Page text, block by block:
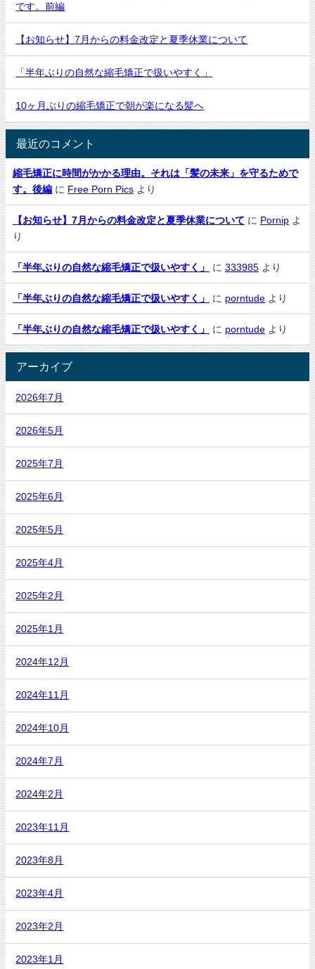
です。前編
【お知らせ】7月からの料金改定と夏季休業について
「半年ぶりの自然な縮毛矯正で扱いやすく」
10ヶ月ぶりの縮毛矯正で朝が楽になる髪へ
最近のコメント
縮毛矯正に時間がかかる理由。それは「髪の未来」を守るためで
す。後編 に Free Porn Pics より
【お知らせ】7月からの料金改定と夏季休業について に Pornip よ
り
「半年ぶりの自然な縮毛矯正で扱いやすく」 に 333985 より
「半年ぶりの自然な縮毛矯正で扱いやすく」 に porntude より
「半年ぶりの自然な縮毛矯正で扱いやすく」 に porntude より
アーカイブ
2026年7月
2026年5月
2025年7月
2025年6月
2025年5月
2025年4月
2025年2月
2025年1月
2024年12月
2024年11月
2024年10月
2024年7月
2024年2月
2023年11月
2023年8月
2023年4月
2023年2月
2023年1月